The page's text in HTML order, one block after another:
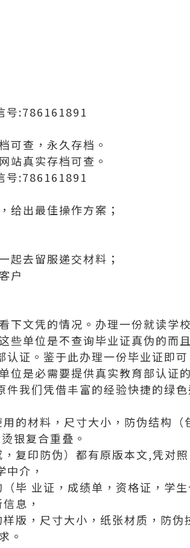
号:786161891
可查，永久存档。
站真实存档可查。
号:786161891
给出最佳操作方案；
起去留服递交材料；
户
下文凭的情况。办理一份就读学
些单位是不查询毕业证真伪的而
证。鉴于此办理一份毕业证即可
位是必需要提供真实教育部认证
我们凭借丰富的经验快捷的绿
的材料，尺寸大小，防伪结构（
银复合重叠。
复印防伪）都有原版本文,凭对
介，
毕 业证，成绩单，资格证，学
息，
版，尺寸大小，纸张材质，防伪
。